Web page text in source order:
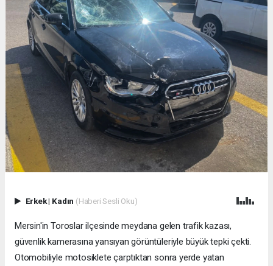
Erkek| Kadın (Haberi Sesli Oku)
Mersin'in Toroslar ilçesinde meydana gelen trafik kazası,
güvenlik kamerasına yansıyan görüntüleriyle büyük tepki çekti.
Otomobiliyle motosiklete çarptıktan sonra yerde yatan